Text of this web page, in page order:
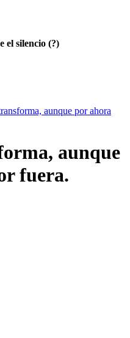
el silencio (?)
aunque por ahora
aunque
fuera.